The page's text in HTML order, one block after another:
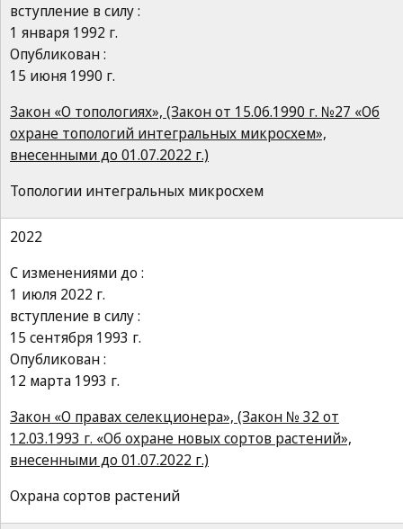
вступление в силу :
1 января 1992 г.
Опубликован :
15 июня 1990 г.
Закон «О топологиях», (Закон от 15.06.1990 г. №27 «Об
охране топологий интегральных микросхем»,
внесенными до 01.07.2022 г.)
Топологии интегральных микросхем
2022
С изменениями до :
1 июля 2022 г.
вступление в силу :
15 сентября 1993 г.
Опубликован :
12 марта 1993 г.
Закон «О правах селекционера», (Закон № 32 от
12.03.1993 г. «Об охране новых сортов растений»,
внесенными до 01.07.2022 г.)
Охрана сортов растений